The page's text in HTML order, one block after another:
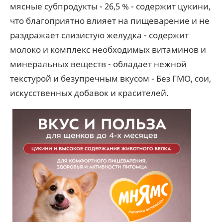
мясные субпродукты - 26,5 % - содержит цукини,
что благоприятно влияет на пищеварение и не
раздражает слизистую желудка - содержит
молоко и комплекс необходимых витаминов и
минеральных веществ - обладает нежной
текстурой и безупречным вкусом - Без ГМО, сои,
искусственных добавок и красителей.